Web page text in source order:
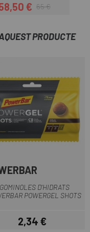
Preu
€
Preu regular
65 €
PRODUCTE
GOMINOLES D'HIDRATS
POWERGEL SHOTS
Preu
2,34 €